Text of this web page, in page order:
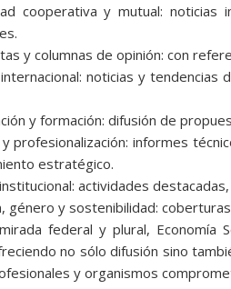
cooperativa y mutual: noticias
y columnas de opinión: con
internacional: noticias y
y formación: difusión de
y profesionalización: informes
estratégico.
institucional: actividades
género y sostenibilidad:
federal y plural, Economía
no sólo difusión sino
y organismos